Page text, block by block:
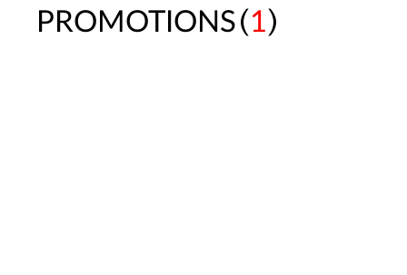
PROMOTIONS(1)